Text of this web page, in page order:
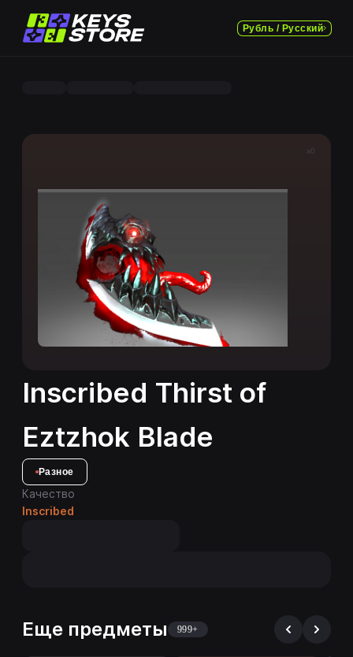
Рубль / Русский
x0
Inscribed Thirst of
Eztzhok Blade
Разное
Качество
Inscribed
Еще предметы 999+